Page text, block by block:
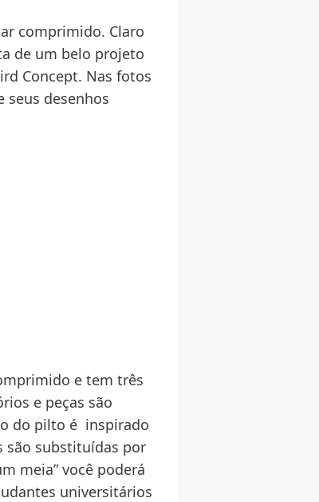
comprimido. Claro
de um belo projeto
Concept. Nas fotos
desenhos
e tem três
e peças são
do pilto é inspirado
são substituídas por
meia” você poderá
universitários